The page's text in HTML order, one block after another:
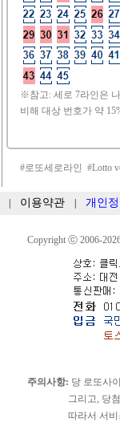
※참고: 세로 7라인은
비해 대상 번호가 약
#로또세로라인 #Lotto
이용약관 개인
Copyright ⓒ 2006-
주의사항: 당 로또사
그리고, 당첨확정
따라서 서비스 이